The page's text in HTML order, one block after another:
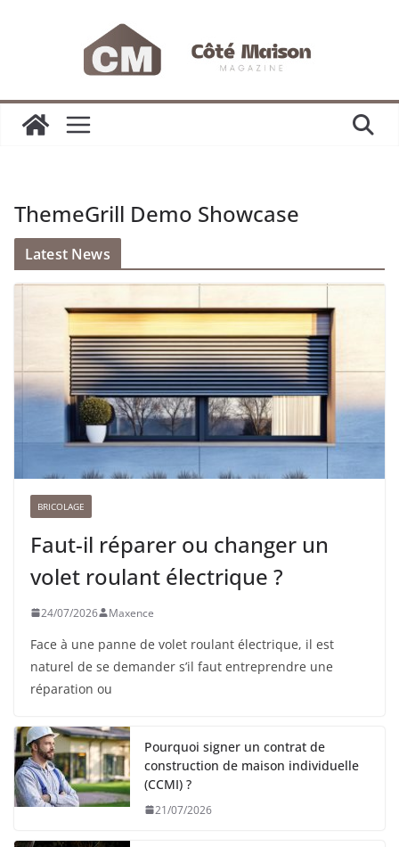
ThemeGrill Demo Showcase
Latest News
BRICOLAGE
Faut-il réparer ou changer un
volet roulant électrique ?
24/07/2026 Maxence
Face à une panne de volet roulant électrique, il est
naturel de se demander s’il faut entreprendre une
réparation ou
Pourquoi signer un contrat de
construction de maison individuelle
(CCMI) ?
21/07/2026